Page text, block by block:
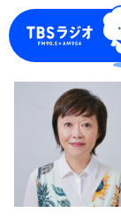
マイペ